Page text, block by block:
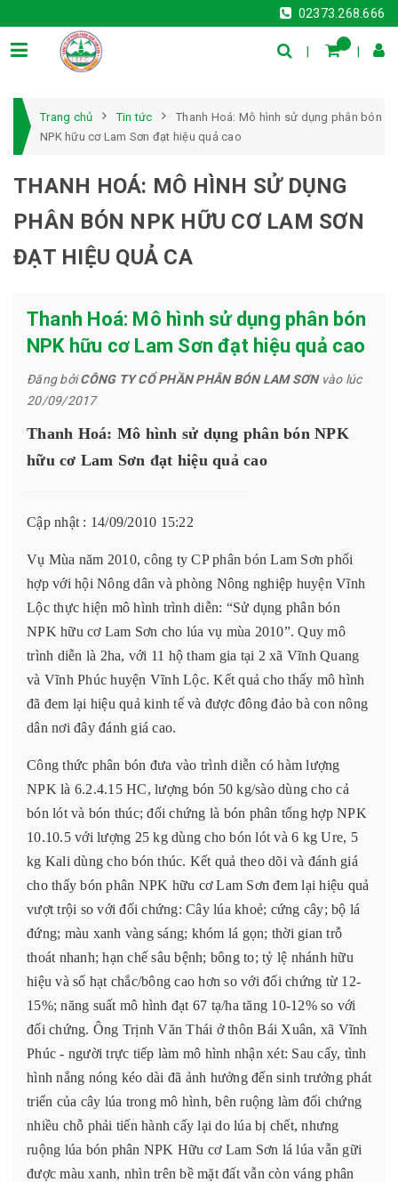
02373.268.666
Trang chủ Tin tức
Thanh Hoá: Mô hình sử dụng phân bón
NPK hữu cơ Lam Sơn đạt hiệu quả cao
THANH HOÁ: MÔ HÌNH SỬ DỤNG
PHÂN BÓN NPK HỮU CƠ LAM SƠN
ĐẠT HIỆU QUẢ CA
Thanh Hoá: Mô hình sử dụng phân bón
NPK hữu cơ Lam Sơn đạt hiệu quả cao
Đăng bởiCÔNG TY CỔ PHẦN PHÂN BÓN LAM SƠNvào lúc
20/09/2017
Thanh Hoá: Mô hình sử dụng phân bón NPK
hữu cơ Lam Sơn đạt hiệu quả cao
Cập nhật : 14/09/2010 15:22
Vụ Mùa năm 2010, công ty CP phân bón Lam Sơn phối
hợp với hội Nông dân và phòng Nông nghiệp huyện Vĩnh
Lộc thực hiện mô hình trình diễn: “Sử dụng phân bón
NPK hữu cơ Lam Sơn cho lúa vụ mùa 2010”. Quy mô
trình diễn là 2ha, với 11 hộ tham gia tại 2 xã Vĩnh Quang
và Vĩnh Phúc huyện Vĩnh Lộc. Kết quả cho thấy mô hình
đã đem lại hiệu quả kinh tế và được đông đảo bà con nông
dân nơi đây đánh giá cao.
Công thức phân bón đưa vào trình diễn có hàm lượng
NPK là 6.2.4.15 HC, lượng bón 50 kg/sào dùng cho cả
bón lót và bón thúc; đối chứng là bón phân tổng hợp NPK
10.10.5 với lượng 25 kg dùng cho bón lót và 6 kg Ure, 5
kg Kali dùng cho bón thúc. Kết quả theo dõi và đánh giá
cho thấy bón phân NPK hữu cơ Lam Sơn đem lại hiệu quả
vượt trội so với đối chứng: Cây lúa khoẻ; cứng cây; bộ lá
đứng; màu xanh vàng sáng; khóm lá gọn; thời gian trỗ
thoát nhanh; hạn chế sâu bệnh; bông to; tỷ lệ nhánh hữu
hiệu và số hạt chắc/bông cao hơn so với đối chứng từ 12-
15%; năng suất mô hình đạt 67 tạ/ha tăng 10-12% so với
đối chứng. Ông Trịnh Văn Thái ở thôn Bái Xuân, xã Vĩnh
Phúc - người trực tiếp làm mô hình nhận xét: Sau cấy, tình
hình nắng nóng kéo dài đã ảnh hưởng đến sinh trưởng phát
triển của cây lúa trong mô hình, bên ruộng làm đối chứng
nhiều chỗ phải tiến hành cấy lại do lúa bị chết, nhưng
ruộng lúa bón phân NPK Hữu cơ Lam Sơn lá lúa vẫn gữi
được màu xanh, nhìn trên bề mặt đất vẫn còn váng phân